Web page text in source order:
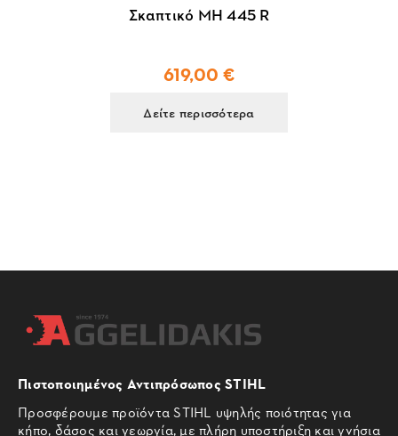
Σκαπτικό MH 445 R
619,00 €
Δείτε περισσότερα
Πιστοποιημένος Αντιπρόσωπος STIHL
Προσφέρουμε προϊόντα STIHL υψηλής ποιότητας για
κήπο, δάσος και γεωργία, με πλήρη υποστήριξη και γνήσια